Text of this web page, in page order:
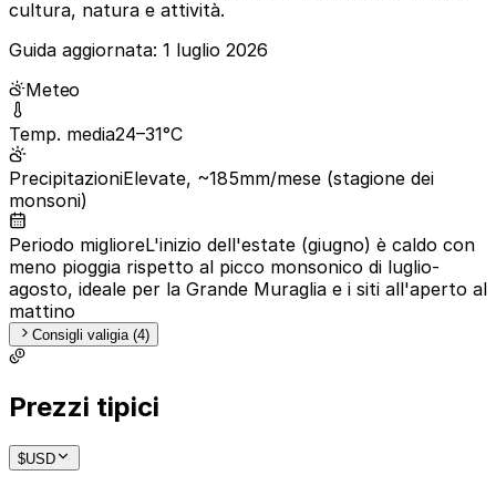
cultura, natura e attività.
Guida aggiornata: 1 luglio 2026
Meteo
Temp. media24–31°C
PrecipitazioniElevate, ~185mm/mese (stagione dei
monsoni)
Periodo miglioreL'inizio dell'estate (giugno) è caldo con
meno pioggia rispetto al picco monsonico di luglio-
agosto, ideale per la Grande Muraglia e i siti all'aperto al
mattino
Consigli valigia (4)
Prezzi tipici
$USD